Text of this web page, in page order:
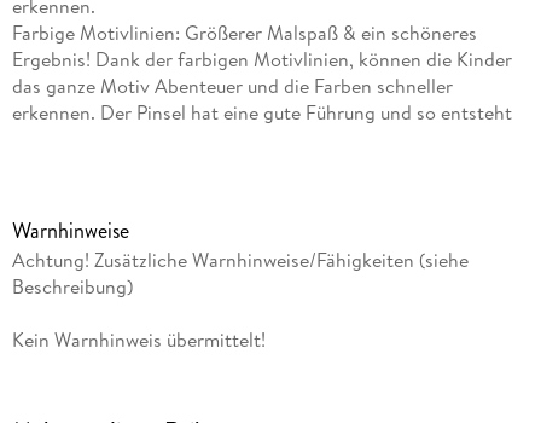
erkennen.
Farbige Motivlinien: Größerer Malspaß & ein schöneres
Ergebnis! Dank der farbigen Motivlinien, können die Kinder
das ganze Motiv Abenteuer und die Farben schneller
erkennen. Der Pinsel hat eine gute Führung und so entsteht
gemischte Acrylfarben enthalten. Verpackungsdesign kann
abweichen. Mit Malen nach Zahlen von Ravensburger lernen
die Kinder Flächen sorgfältig auszumalen, ihr Maltalent zu
verbessern sowie feinmotorische Fähigkeiten zu entwickeln.
die Lust am Weitermalen weckt. Die Motive sind
Warnhinweise
Achtung! Zusätzliche Warnhinweise/Fähigkeiten (siehe
Beschreibung)
Kein Warnhinweis übermittelt!